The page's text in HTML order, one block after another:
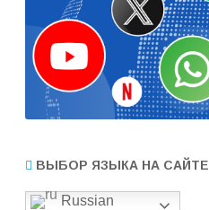
ВЫБОР ЯЗЫКА НА САЙТЕ
Russian